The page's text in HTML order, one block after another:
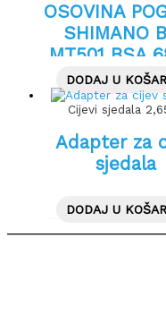
OSOVINA
SHIMANO
MT501 BSA
mm
DODAJ U
Cijevi sjedala
Adapter za
sjedala
DODAJ U